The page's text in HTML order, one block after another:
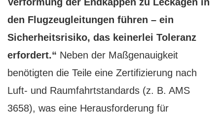
den Flugzeugleitungen führen – ein
Sicherheitsrisiko, das keinerlei Toleranz
erfordert.“ Neben der Maßgenauigkeit
benötigten die Teile eine Zertifizierung nach
Luft- und Raumfahrtstandards (z. B. AMS
3658), was eine Herausforderung für